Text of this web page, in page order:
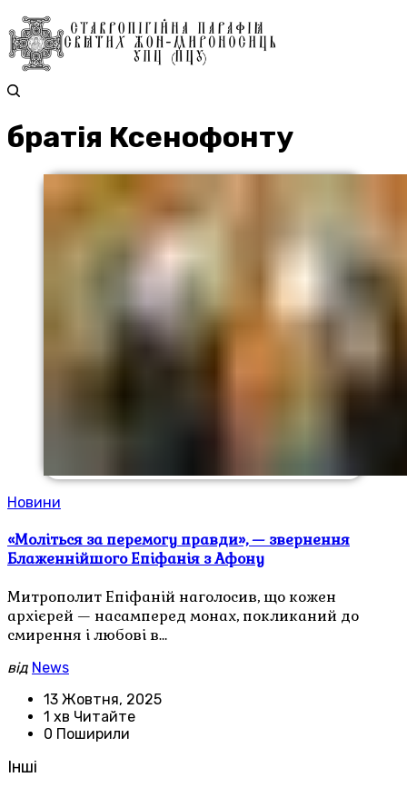
братія Ксенофонту
Новини
«Моліться за перемогу правди», — звернення
Блаженнійшого Епіфанія з Афону
Митрополит Епіфаній наголосив, що кожен
архієрей — насамперед монах, покликаний до
смирення і любові в…
від News
13 Жовтня, 2025
1 хв Читайте
0 Поширили
Інші